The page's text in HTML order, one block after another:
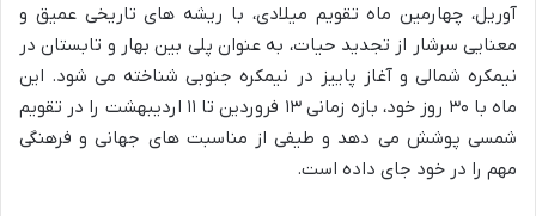
آوریل، چهارمین ماه تقویم میلادی، با ریشه های تاریخی عمیق و
معنایی سرشار از تجدید حیات، به عنوان پلی بین بهار و تابستان در
نیمکره شمالی و آغاز پاییز در نیمکره جنوبی شناخته می شود. این
ماه با ۳۰ روز خود، بازه زمانی ۱۳ فروردین تا ۱۱ اردیبهشت را در تقویم
شمسی پوشش می دهد و طیفی از مناسبت های جهانی و فرهنگی
مهم را در خود جای داده است.